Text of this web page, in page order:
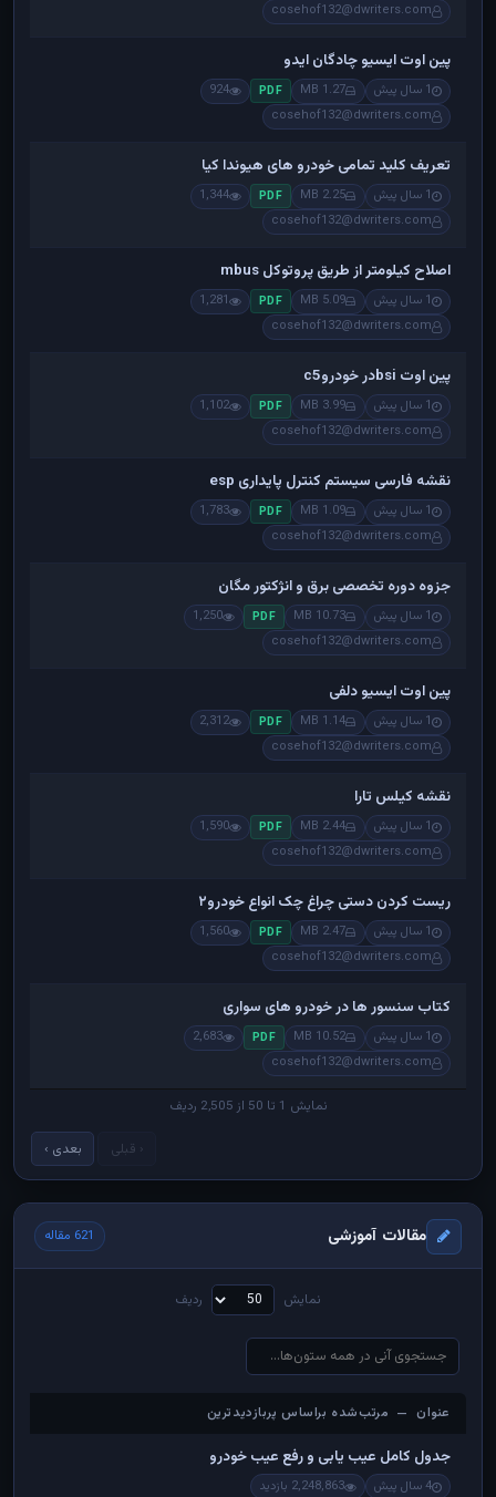
cosehof132@dwriters.com
پین اوت ایسیو چادگان ایدو
1 سال پیش 1.27 MB
PDF
924
cosehof132@dwriters.com
تعریف کلید تمامی خودرو های هیوندا کیا
1 سال پیش 2.25 MB
PDF
1,344
cosehof132@dwriters.com
اصلاح کیلومتر از طریق پروتوکل mbus
1 سال پیش 5.09 MB
PDF
1,281
cosehof132@dwriters.com
پین اوت bsiدر خودروc5
1 سال پیش 3.99 MB
PDF
1,102
cosehof132@dwriters.com
نقشه فارسی سیستم کنترل پایداری esp
1 سال پیش 1.09 MB
PDF
1,783
cosehof132@dwriters.com
جزوه دوره تخصصی برق و انژکتور مگان
1 سال پیش 10.73 MB
PDF
1,250
cosehof132@dwriters.com
پین اوت ایسیو دلفی
1 سال پیش 1.14 MB
PDF
2,312
cosehof132@dwriters.com
نقشه کیلس تارا
1 سال پیش 2.44 MB
PDF
1,590
cosehof132@dwriters.com
ریست کردن دستی چراغ چک انواع خودرو۲
1 سال پیش 2.47 MB
PDF
1,560
cosehof132@dwriters.com
کتاب سنسور ها در خودرو های سواری
1 سال پیش 10.52 MB
PDF
2,683
cosehof132@dwriters.com
نمایش 1 تا 50 از 2,505 ردیف
‹ قبلی بعدی ›
مقالات آموزشی 621 مقاله
نمایش ردیف
عنوان — مرتب‌شده براساس پربازدیدترین
عنوان — مرتب‌شده براساس پربازدیدترین
جدول کامل عیب یابی و رفع عیب خودرو
4 سال پیش 2,248,863 بازدید